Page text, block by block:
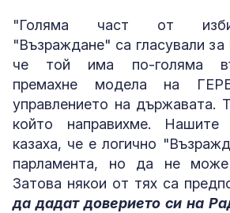
"Голяма част от
"Възраждане" са гласували
че той има по-голяма
премахне модела на
управлението на държавата.
който направихме. Нашите
казаха, че е логично
парламента, но да не може
Затова някои от тях са
да дадат доверието си на